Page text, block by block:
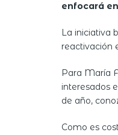
enfocará
La iniciativa
reactivación
Para María
interesados
de año,
Como es